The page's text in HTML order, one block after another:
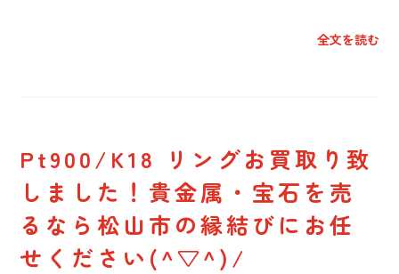
全文を読む
Pt900/K18 リングお買取り致
しました！貴金属・宝石を売
るなら松山市の縁結びにお任
せください(^▽^)/